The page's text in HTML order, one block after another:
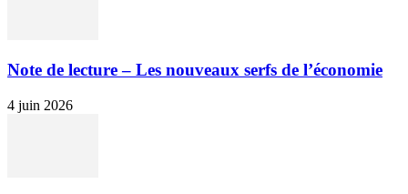
Note de lecture – Les nouveaux serfs de l’économie
4 juin 2026